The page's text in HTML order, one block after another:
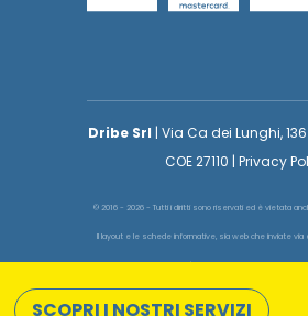
Dribe Srl | Via Ca dei Lunghi,
COE 27110 | Privacy
© 2016 - 2026 - Tutti i diritti sono riservati ed è vietata
Il layout e le schede informative, sia web che inviate via
voglioinsegnare.it pertanto è fatto assoluto divieto
e dei contenuti
SCOPRI I NOSTRI SERVIZI